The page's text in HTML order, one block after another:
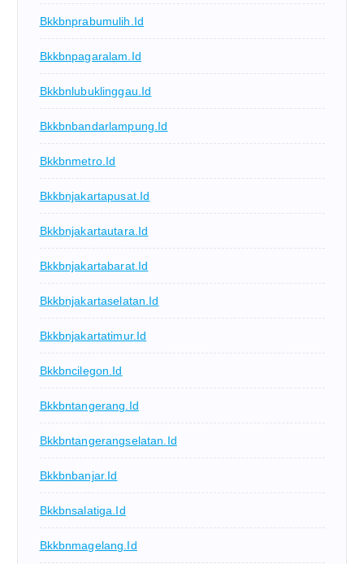
Bkkbnprabumulih.id
Bkkbnpagaralam.id
Bkkbnlubuklinggau.id
Bkkbnbandarlampung.id
Bkkbnmetro.id
Bkkbnjakartapusat.id
Bkkbnjakartautara.id
Bkkbnjakartabarat.id
Bkkbnjakartaselatan.id
Bkkbnjakartatimur.id
Bkkbncilegon.id
Bkkbntangerang.id
Bkkbntangerangselatan.id
Bkkbnbanjar.id
Bkkbnsalatiga.id
Bkkbnmagelang.id